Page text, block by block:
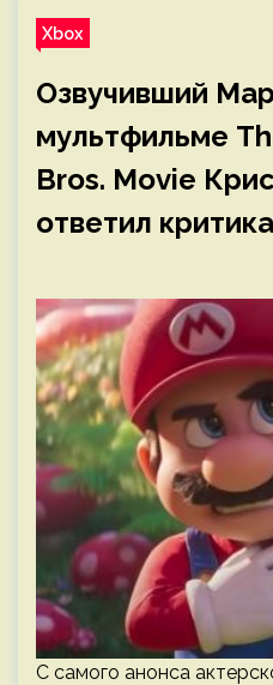
Xbox
Озвучивший
мультфильме
Bros. Movie
ответил
С самого анонса